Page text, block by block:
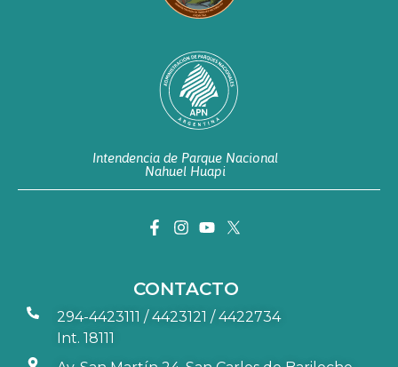
Intendencia de Parque Nacional
Nahuel Huapi
CONTACTO
294-4423111 / 4423121 / 4422734
Int. 18111